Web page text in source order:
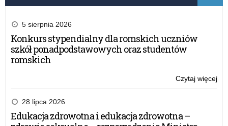
5 sierpnia 2026
Konkurs stypendialny dla romskich uczniów
szkół ponadpodstawowych oraz studentów
romskich
Czytaj więcej
28 lipca 2026
Edukacja zdrowotna i edukacja zdrowotna –